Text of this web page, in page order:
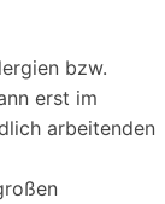
bzw.
erst im
arbeitenden